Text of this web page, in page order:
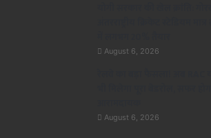
August 6, 2026
August 6, 2026